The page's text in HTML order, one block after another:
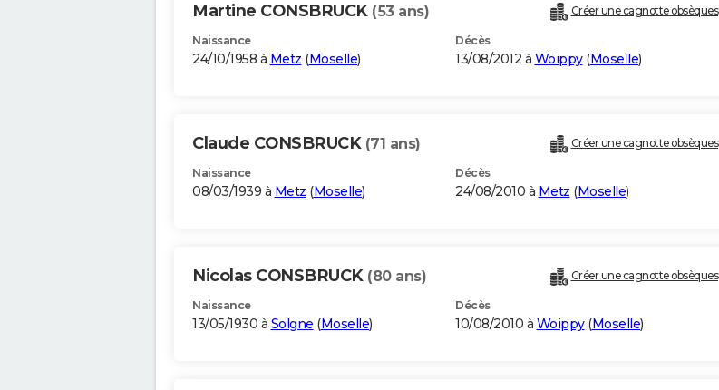
Martine CONSBRUCK (53 ans) Créer une cagnotte obsèques
Naissance
24/10/1958 à Metz (Moselle)
Décès
13/08/2012 à Woippy(Moselle)
Claude CONSBRUCK (71 ans) Créer une cagnotte obsèques
Naissance
08/03/1939 à Metz (Moselle)
Décès
24/08/2010 à Metz (Moselle)
Nicolas CONSBRUCK (80 ans) Créer une cagnotte obsèques
Naissance
13/05/1930 à Solgne (Moselle)
Décès
10/08/2010 à Woippy(Moselle)